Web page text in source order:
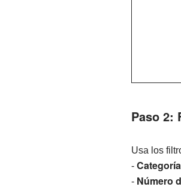
Paso 2:
Usa los
-
- Número